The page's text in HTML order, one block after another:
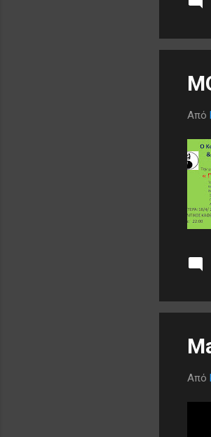
Από
Από